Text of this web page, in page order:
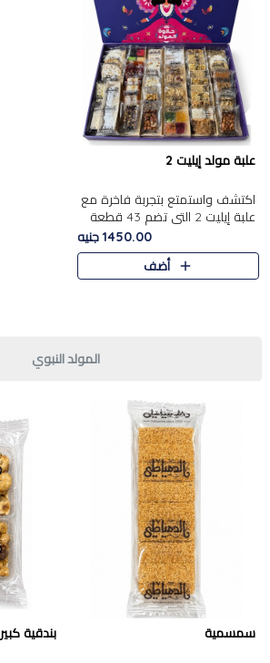
علبة مولد إيليت 2
اكتشف واستمتع بتجربة فاخرة مع
علبة إيليت 2 التي تضم 43 قطعة
تشكيلة من أرقى حلويات المولد
الشرقية المصرية الأصيلة ,معروضة
بشكل جميل في علبة أ..
1450.00 جنيه
أضف
المولد النبوي
سمسمية بندقية كبير